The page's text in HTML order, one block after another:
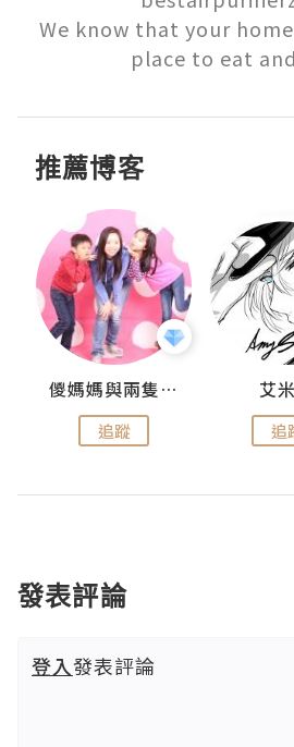
We know that your
place to eat
推薦博客
儍媽媽與兩隻小魔怪之家
追蹤
艾
追
發表評論
登入發表評論